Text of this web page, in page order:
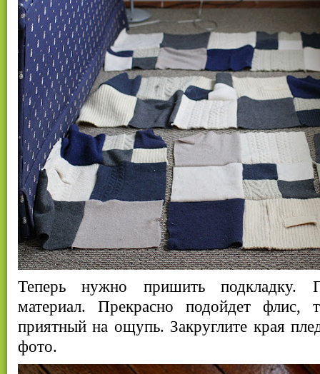
Теперь нужно пришить подкладку.
материал. Прекрасно подойдет
приятный на ощупь. Закруглите края
фото.